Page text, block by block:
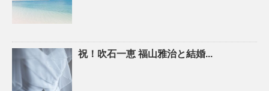
祝！吹石一恵 福山雅治と結婚...